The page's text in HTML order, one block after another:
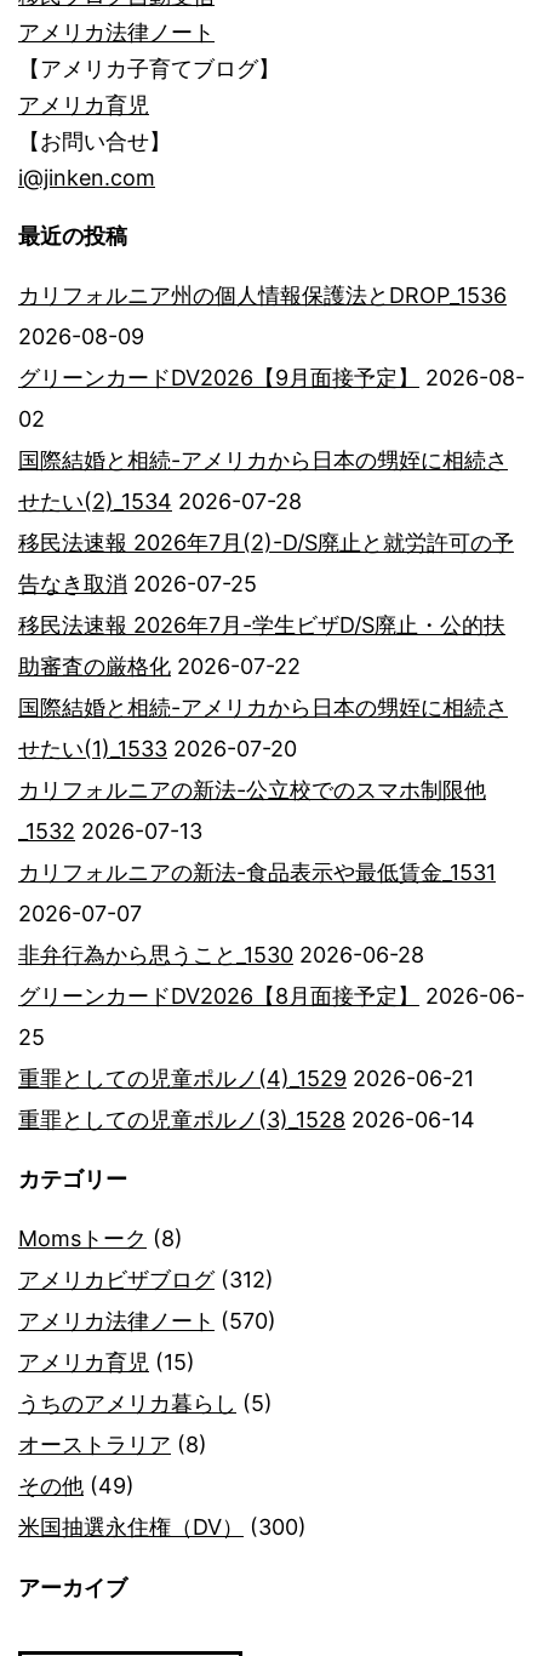
アメリカ法律ノート
【アメリカ子育てブログ】
アメリカ育児
【お問い合せ】
i@jinken.com
最近の投稿
カリフォルニア州の個人情報保護法とDROP_1536
2026-08-09
グリーンカードDV2026【9月面接予定】
2026-08-
02
国際結婚と相続-アメリカから日本の甥姪に相続さ
せたい(2)_1534 2026-07-28
移民法速報 2026年7月(2)-D/S廃止と就労許可の予
告なき取消 2026-07-25
移民法速報 2026年7月-学生ビザD/S廃止・公的扶
助審査の厳格化 2026-07-22
国際結婚と相続-アメリカから日本の甥姪に相続さ
せたい(1)_1533 2026-07-20
カリフォルニアの新法-公立校でのスマホ制限他
_1532 2026-07-13
カリフォルニアの新法-食品表示や最低賃金_1531
2026-07-07
非弁行為から思うこと_1530 2026-06-28
グリーンカードDV2026【8月面接予定】
2026-06-
25
重罪としての児童ポルノ(4)_1529 2026-06-21
重罪としての児童ポルノ(3)_1528 2026-06-14
カテゴリー
Momsトーク (8)
アメリカビザブログ(312)
アメリカ法律ノート (570)
アメリカ育児 (15)
うちのアメリカ暮らし (5)
オーストラリア (8)
その他 (49)
米国抽選永住権（DV）
(300)
アーカイブ